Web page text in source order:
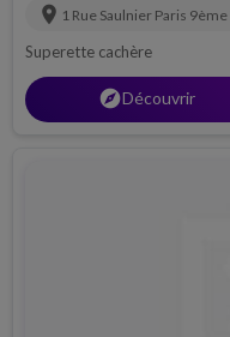
location_on 1 Rue Saulnier Paris 9ème
Superette cachère
explorerDécouvrir